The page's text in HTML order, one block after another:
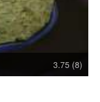
3.75 (8)